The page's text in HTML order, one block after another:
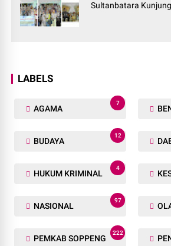
Sultanbatara
LABELS
AGAMA
7
BUDAYA
12
HUKUM KRIMINAL
4
NASIONAL
97
PEMKAB SOPPENG
222